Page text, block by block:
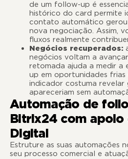
de um follow-up é
histórico do card permite
contato automático gerou
nova negociação. Assim,
fluxos realmente
Negócios recuperados:
negócios voltam a
retomada ajuda a medir a
up em oportunidades frias
indicador costuma revelar
apareceriam sem
Automação de
Bitrix24 com apoio
Digital
Estruture as suas automações
seu processo comercial e